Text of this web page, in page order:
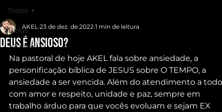
Todos
Snooker X
Todos
DEUS É ANSIOSO?
AKEL 23 de dez. de 2022 1 min de leitura
Na pastoral de hoje AKEL fala sobre ansiedade, a
personificação bíblica de JESUS sobre O TEMPO, a
ansiedade a ser vencida. Além do atendimento a
com amor e respeito, unidade e paz, sempre em
trabalho árduo para que vocês evoluam e sejam EX